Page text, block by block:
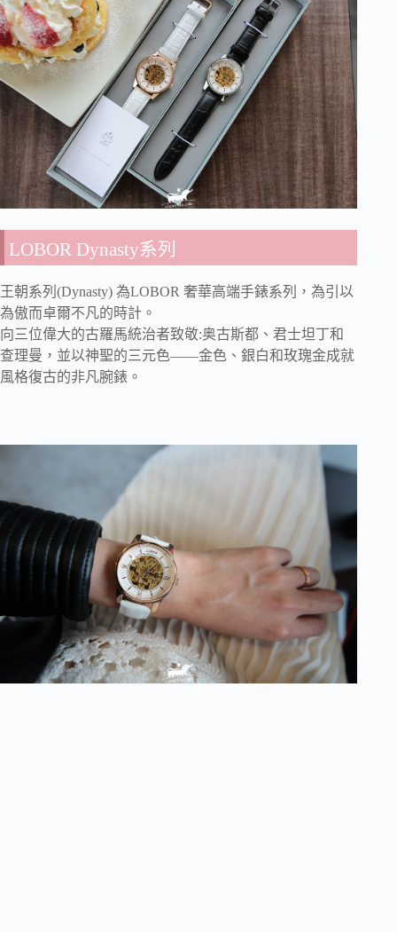
LOBOR Dynasty系列
王朝系列(Dynasty) 為LOBOR 奢華高端手錶系列，為引以
為傲而卓爾不凡的時計。
向三位偉大的古羅馬統治者致敬:奥古斯都、君士坦丁和
查理曼，並以神聖的三元色——金色、銀白和玫瑰金成就
風格復古的非凡腕錶。